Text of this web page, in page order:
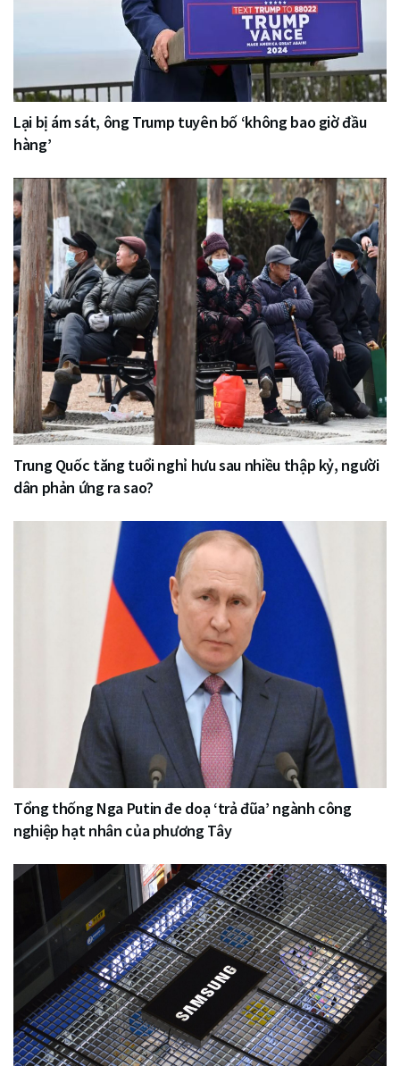
Lại bị ám sát, ông Trump tuyên bố ‘không bao giờ đầu
hàng’
Trung Quốc tăng tuổi nghỉ hưu sau nhiều thập kỷ, người
dân phản ứng ra sao?
Tổng thống Nga Putin đe doạ ‘trả đũa’ ngành công
nghiệp hạt nhân của phương Tây